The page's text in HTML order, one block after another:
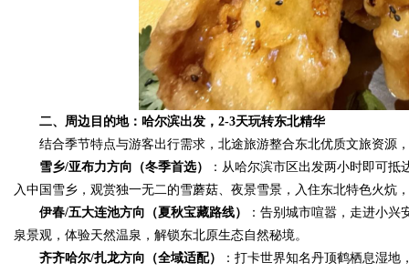
二、周边目的地：哈尔滨出发，2-3天玩转东北精华
结合季节特点与游客出行需求，北途旅游整合东北优质文旅资源
雪乡/亚布力方向（冬季首选）
：从哈尔滨市区出发两小时即可
入中国雪乡，观赏独一无二的雪蘑菇、夜景雪景，入住东北特色火炕
伊春/五大连池方向（夏秋宝藏路线）
：告别城市喧嚣，走进小
泉景观，体验天然温泉，解锁东北原生态自然秘境。
齐齐哈尔/扎龙方向（全域适配）
：打卡世界知名丹顶鹤栖息湿